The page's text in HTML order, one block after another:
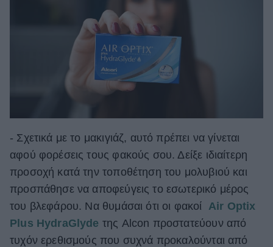
- Σχετικά με το μακιγιάζ, αυτό πρέπει να γίνεται
αφού φορέσεις τους φακούς σου. Δείξε ιδιαίτερη
προσοχή κατά την τοποθέτηση του μολυβιού και
προσπάθησε να αποφεύγεις το εσωτερικό μέρος
του βλεφάρου. Να θυμάσαι ότι οι φακοί Air Optix
Plus HydraGlyde της Alcon προστατεύουν από
τυχόν ερεθισμούς που συχνά προκαλούνται από